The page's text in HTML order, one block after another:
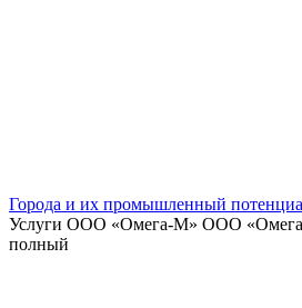
Города и их промышленный
Услуги ООО «Омега-М» ООО «Омега-
полный